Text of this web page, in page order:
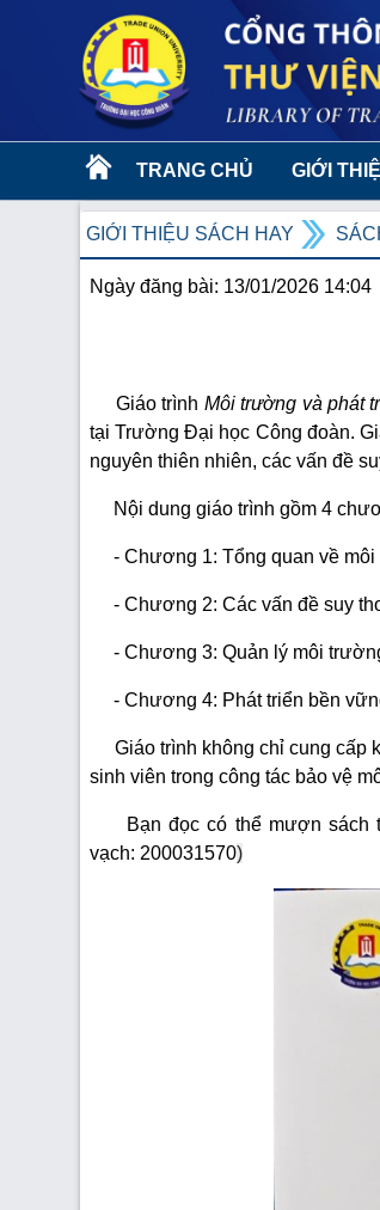
TRANG CHỦ GIỚI
GIỚI THIỆU SÁCH HAY
Ngày đăng bài: 13/01/2026 14:04
Giáo trình Môi trường và phát
tại Trường Đại học Công đoàn.
nguyên thiên nhiên, các vấn đề
Nội dung giáo trình gồm 4
- Chương 1: Tổng quan về môi
- Chương 2: Các vấn đề suy
- Chương 3: Quản lý môi
- Chương 4: Phát triển bền
Giáo trình không chỉ cung cấp
sinh viên trong công tác bảo vệ
Bạn đọc có thể mượn sách
vạch:200031570)